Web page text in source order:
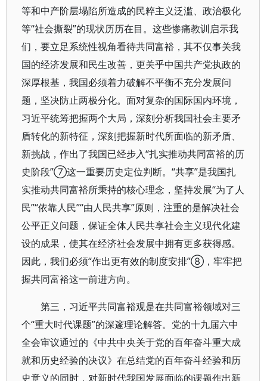
等和中产阶层塌陷所造成的民粹主义泛滥、政治极化
等“社会撕裂”的现状历历在目。这些惨痛教训启示我
们，要立足系统性视角看待共同富裕，其不仅事关我
国的经济发展和民生改善，更关乎中国共产党执政的
深厚根基，我国必须着力破解不平衡不充分发展问
题，坚决防止两极分化。面对复杂的国际国内环境，
习近平统筹把握两个大局，深刻分析我国社会主要矛
盾转化的新特征，深刻把握新时代所面临的新矛盾、
新挑战，作出了我国已经步入“扎实推动共同富裕的历
史阶段”⑦这一重要历史定位判断。“共享”是我国扎
实推动共同富裕所秉持的核心理念，坚持发展“为了人
民”“依靠人民”“由人民共享”原则，注重的是解决社会
公平正义问题，保证全体人民共享社会主义现代化建
设的成果，使其在经济社会发展中拥有更多获得感。
因此，我们必须“作出更有效的制度安排”⑧，牢牢把
握共同富裕这一前进方向。
第三，习近平共同富裕观是在共同富裕领域对三
个“重大时代课题”的深邃理论解答。党的十九届六中
全会审议通过的《中共中央关于党的百年奋斗重大成
就和历史经验的决议》在总结党的百年奋斗经验和历
史意义的同时，对新时代我国发展面临的课题作出新